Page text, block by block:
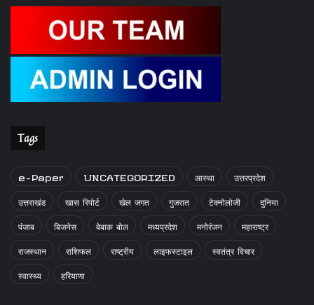
Tags
e-Paper UNCATEGORIZED आस्था उत्तरप्रदेश
उत्तराखंड खास रिपोर्ट खेल जगत गुजरात टेक्नोलोजी दुनिया
पंजाब बिजनेस बेबाक बोल मध्यप्रदेश मनोरंजन महाराष्ट्र
राजस्थान राशिफल राष्ट्रीय लाइफस्टाइल स्वतंत्र विचार
स्वास्थ्य हरियाणा